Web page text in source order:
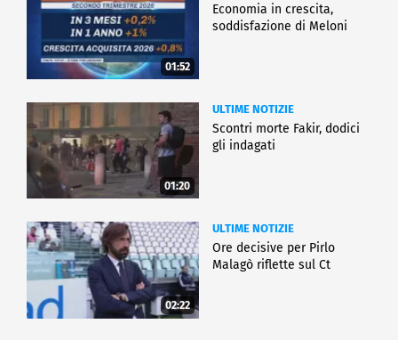
01:52
Economia in crescita,
soddisfazione di Meloni
01:20
ULTIME NOTIZIE
Scontri morte Fakir, dodici
gli indagati
02:22
ULTIME NOTIZIE
Ore decisive per Pirlo
Malagò riflette sul Ct